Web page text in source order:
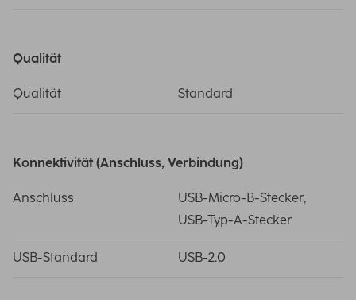
Qualität
Qualität Standard
Konnektivität (Anschluss, Verbindung)
Anschluss
USB-Micro-B-Stecker,
USB-Typ-A-Stecker
USB-Standard USB-2.0